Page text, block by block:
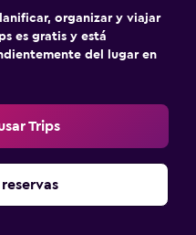
organizar y viajar
es gratis y está
del lugar en
Trips